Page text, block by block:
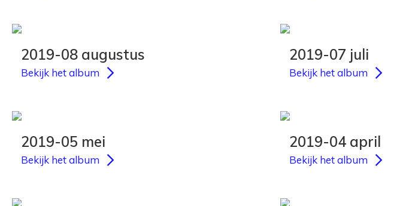
2019-08 augustus
Bekijk het album
2019-07 juli
Bekijk het album
2019-05 mei
Bekijk het album
2019-04 april
Bekijk het album